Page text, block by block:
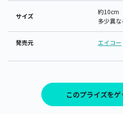
サイズ
約10cm
多少異な
発売元 エイコー
このプライズを